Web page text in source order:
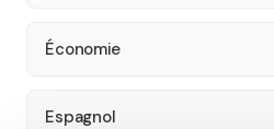
Économie
Espagnol